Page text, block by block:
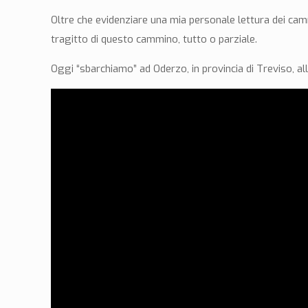
Oltre che evidenziare una mia personale lettura dei
tragitto di questo cammino, tutto o parziale.
Oggi “sbarchiamo” ad Oderzo, in provincia di Treviso,